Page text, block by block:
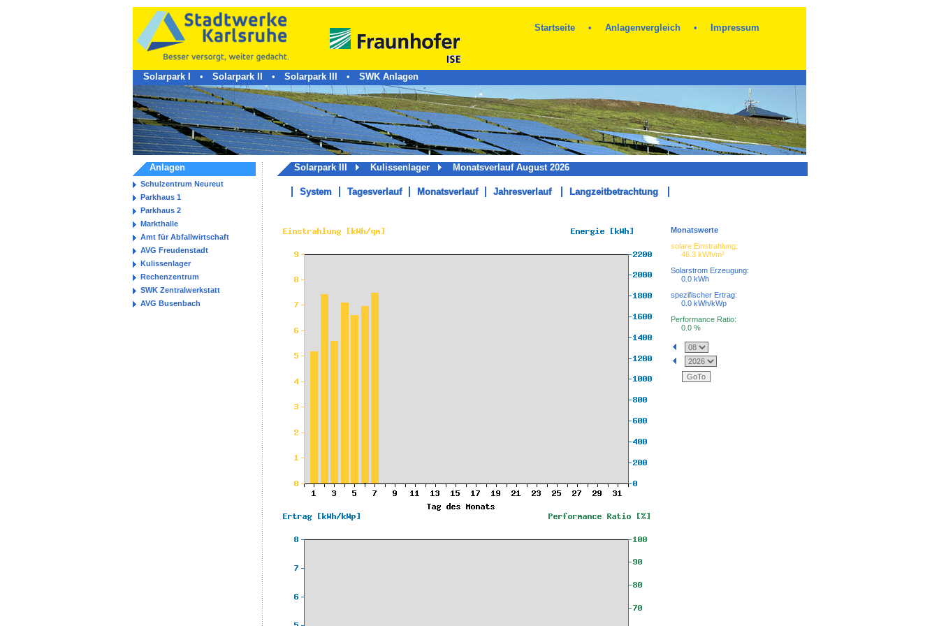
Startseite • Anlagenvergleich • Impressum
Solarpark I • Solarpark II • Solarpark III • SWK Anlagen
Anlagen
Schulzentrum Neureut
Parkhaus 1
Parkhaus 2
Markthalle
Amt für Abfallwirtschaft
AVG Freudenstadt
Kulissenlager
Rechenzentrum
SWK Zentralwerkstatt
AVG Busenbach
Solarpark III Kulissenlager Monatsverlauf August 2026
System Tagesverlauf Monatsverlauf Jahresverlauf Langzeitbetrachtung
Monatswerte
solare Einstrahlung:
46.3 kWh/m²
Solarstrom Erzeugung:
0.0 kWh
spezifischer Ertrag:
0.0 kWh/kWp
Performance Ratio:
0.0 %